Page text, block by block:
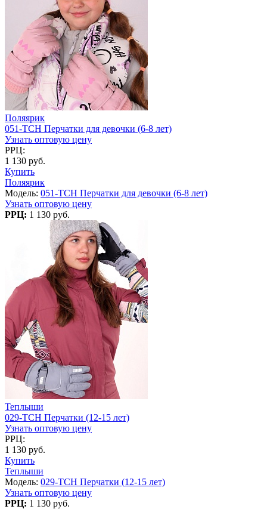
Поляярик
051-TCH Перчатки для девочки (6-8 лет)
Узнать оптовую цену
РРЦ:
1 130 руб.
Купить
Поляярик
Модель: 051-TCH Перчатки для девочки (6-8 лет)
Узнать оптовую цену
РРЦ: 1 130 руб.
Теплыши
029-TCH Перчатки (12-15 лет)
Узнать оптовую цену
РРЦ:
1 130 руб.
Купить
Теплыши
Модель: 029-TCH Перчатки (12-15 лет)
Узнать оптовую цену
РРЦ: 1 130 руб.